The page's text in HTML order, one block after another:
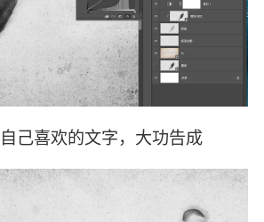
己喜欢的文字，大功告成